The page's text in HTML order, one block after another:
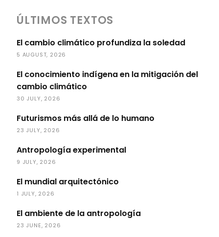
ÚLTIMOS TEXTOS
El cambio climático profundiza la soledad
5 AUGUST, 2026
El conocimiento indígena en la mitigación del
cambio climático
30 JULY, 2026
Futurismos más allá de lo humano
23 JULY, 2026
Antropología experimental
9 JULY, 2026
El mundial arquitectónico
1 JULY, 2026
El ambiente de la antropología
23 JUNE, 2026